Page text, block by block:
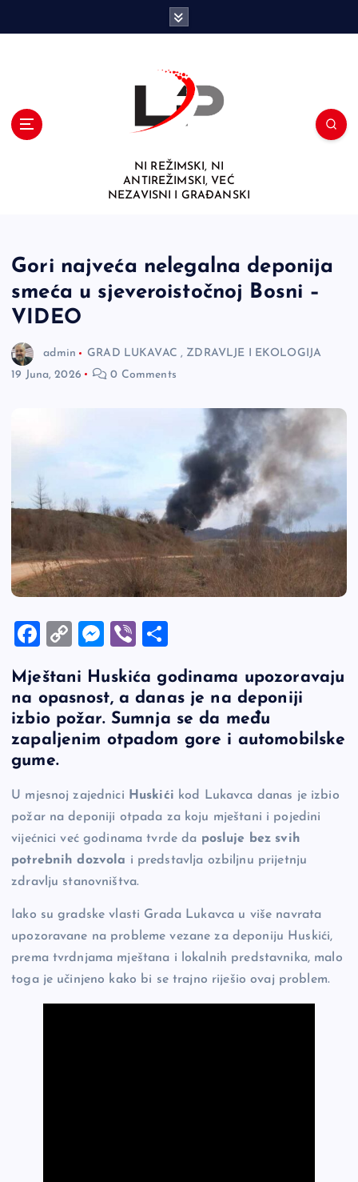
NI REŽIMSKI, NI
ANTIREŽIMSKI, VEĆ
NEZAVISNI I GRAĐANSKI
Gori najveća nelegalna deponija
smeća u sjeveroistočnoj Bosni –
VIDEO
admin GRAD LUKAVAC , ZDRAVLJE I EKOLOGIJA
19 Juna, 2026
0 Comments
F
c
e
b
o
o
k
C
p
y
Li
k
M
se
n
g
Vi
er ar
e
Mještani Huskića godinama upozoravaju
na opasnost, a danas je na deponiji
izbio požar. Sumnja se da među
zapaljenim otpadom gore i automobilske
gume.
U mjesnoj zajednici Huskići kod Lukavca danas je izbio
požar na deponiji otpada za koju mještani i pojedini
vijećnici već godinama tvrde da posluje bez svih
potrebnih dozvola i predstavlja ozbiljnu prijetnju
zdravlju stanovništva.
Iako su gradske vlasti Grada Lukavca u više navrata
upozoravane na probleme vezane za deponiju Huskići,
prema tvrdnjama mještana i lokalnih predstavnika, malo
toga je učinjeno kako bi se trajno riješio ovaj problem.